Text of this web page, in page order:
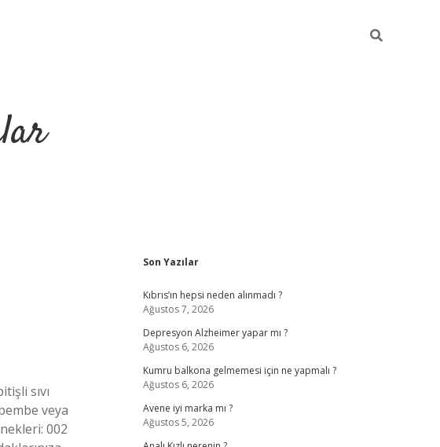
sıvı
veya
002
Sidebar
Son Yazılar
Kıbrıs’ın hepsi neden alınmadı ?
Ağustos 7, 2026
Depresyon Alzheimer yapar mı ?
Ağustos 6, 2026
Kumru balkona gelmemesi için ne yapmalı ?
Ağustos 6, 2026
Avene iyi marka mı ?
Ağustos 5, 2026